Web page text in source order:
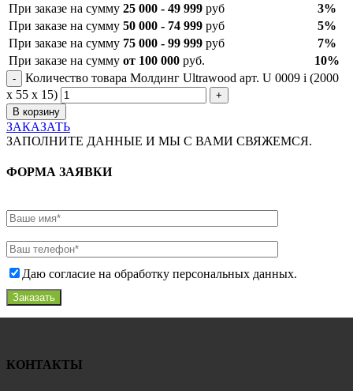
При заказе на сумму 25 000 - 49 999 руб
3%
При заказе на сумму 50 000 - 74 999 руб
5%
При заказе на сумму 75 000 - 99 999 руб
7%
При заказе на сумму от 100 000 руб.
10%
Количество товара Молдинг Ultrawood арт. U 0009 i (2000
х 55 х 15)
В корзину
ЗАКАЗАТЬ
ЗАПОЛНИТЕ ДАННЫЕ И МЫ С ВАМИ СВЯЖЕМСЯ.
ФОРМА ЗАЯВКИ
Даю согласие на обработку персональных данных.
Заказать
КОНТАКТЫ